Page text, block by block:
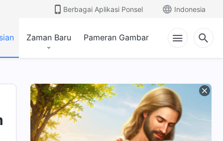
Berbagai Aplikasi Ponsel Indonesia
Zaman Baru Pameran Gambar